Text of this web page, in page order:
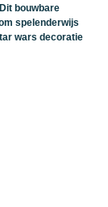
bouwbare
spelenderwijs
wars decoratie